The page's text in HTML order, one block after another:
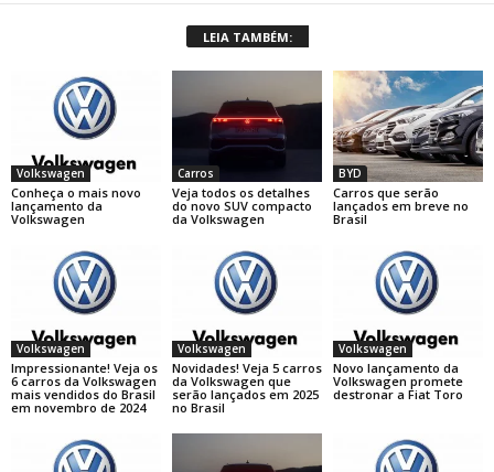
LEIA TAMBÉM:
Volkswagen
Conheça o mais novo
lançamento da
Volkswagen
Carros
Veja todos os detalhes
do novo SUV compacto
da Volkswagen
BYD
Carros que serão
lançados em breve no
Brasil
Volkswagen
Impressionante! Veja os
6 carros da Volkswagen
mais vendidos do Brasil
em novembro de 2024
Volkswagen
Novidades! Veja 5 carros
da Volkswagen que
serão lançados em 2025
no Brasil
Volkswagen
Novo lançamento da
Volkswagen promete
destronar a Fiat Toro